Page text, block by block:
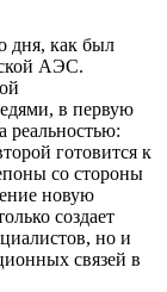
дня, как был
АЭС.
в первую
реальностью:
готовится к
со стороны
новую
создает
но и
связей в